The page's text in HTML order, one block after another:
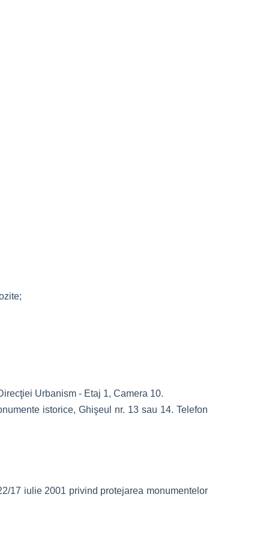
Urbanism - Etaj 1, Camera 10.
istorice, Ghişeul nr. 13 sau 14. Telefon
17 iulie 2001 privind protejarea monumentelor